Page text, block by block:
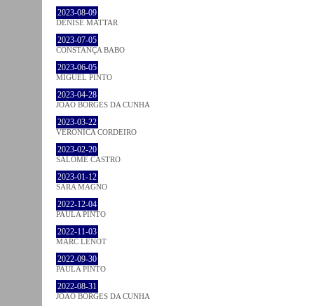
2023-08-09
DENISE MATTAR
2023-07-05
CONSTANÇA BABO
2023-06-05
MIGUEL PINTO
2023-04-28
JOÃO BORGES DA CUNHA
2023-03-22
VERONICA CORDEIRO
2023-02-20
SALOMÉ CASTRO
2023-01-12
SARA MAGNO
2022-12-04
PAULA PINTO
2022-11-03
MARC LENOT
2022-09-30
PAULA PINTO
2022-08-31
JOÃO BORGES DA CUNHA